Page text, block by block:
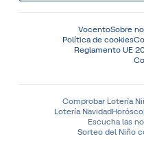
VocentoSobre
Política de cookies
Reglamento UE
Comprobar Lotería
Lotería Navidad
Escucha las
Sorteo del Niño